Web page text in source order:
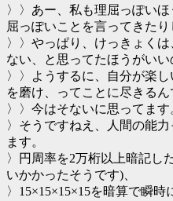
〉〉あー、私も理屈っぽい
屈っぽいことを言ってきたり
〉〉やっぱり、けっきょく
ない、と思ってたほうがい
〉〉ようするに、自分が楽
を磨け、ってことに尽きる
〉〉今はそないに思ってます
〉そうですねえ、人間の能
ます。
〉円周率を2万桁以上暗記し
いかかったそうです)、
〉15×15×15×15を暗算で瞬時